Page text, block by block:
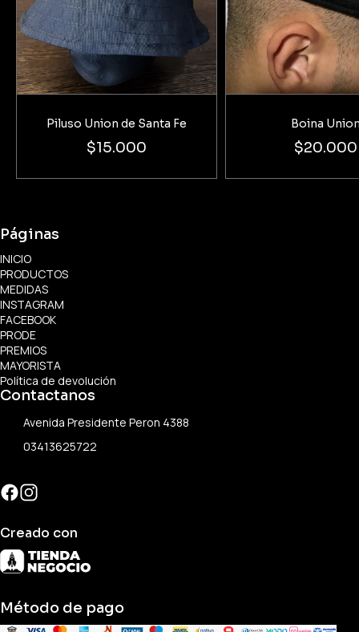
Piluso Union de Santa Fe
$15.000
Boina
$20.000
Páginas
INICIO
PRODUCTOS
MEDIDAS
INSTAGRAM
FACEBOOK
PRODE
PREMIOS
MAYORISTA
Política de devolución
Contactanos
Avenida Presidente Peron 4388
03413625722
Creado con
Método de pago